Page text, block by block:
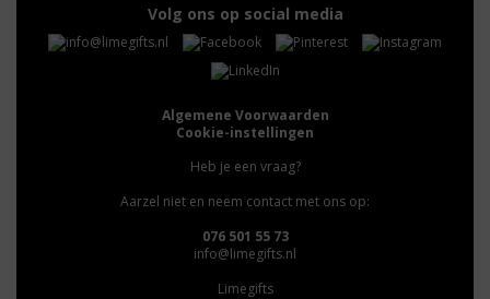
Volg ons op social media
Algemene Voorwaarden
Cookie-instellingen
Heb je een vraag?
Aarzel niet en neem contact met ons op:
076 501 55 73
info@limegifts.nl
Limegifts